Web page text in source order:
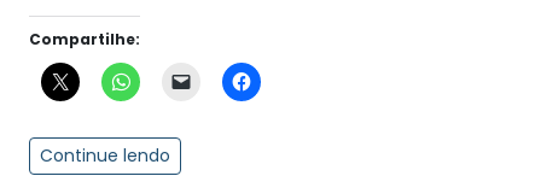
Compartilhe:
Continue lendo